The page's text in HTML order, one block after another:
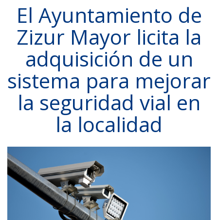
El Ayuntamiento de
Zizur Mayor licita la
adquisición de un
sistema para mejorar
la seguridad vial en
la localidad